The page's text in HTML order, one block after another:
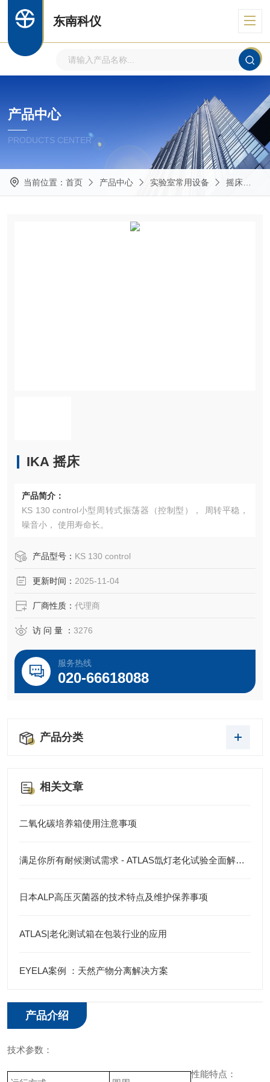
东南科仪
产品中心
PRODUCTS CENTER
当前位置： 首页 产品中心 实验室常用设备 摇床
IKA 摇床
产品简介：
KS 130 control小型周转式振荡器（控制型）， 周转平稳，
噪音小， 使用寿命长。
产品型号： KS 130 control
更新时间： 2025-11-04
厂商性质： 代理商
访 问 量 ： 3276
服务热线
020-66618088
产品分类
相关文章
二氧化碳培养箱使用注意事项
满足你所有耐候测试需求 - ATLAS氙灯老化试验全面解决方案
日本ALP高压灭菌器的技术特点及维护保养事项
ATLAS|老化测试箱在包装行业的应用
EYELA案例 ：天然产物分离解决方案
产品介绍
技术参数：
性能特点：